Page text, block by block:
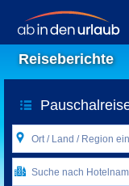
Reiseberichte